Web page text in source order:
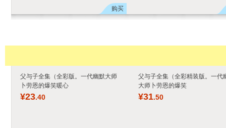
购买
父与子全集（全彩版。一代幽默大师
卜劳恩的爆笑暖心
¥23.40
父与子全集（全彩精装版。一代
大师卜劳恩的爆笑
¥31.50